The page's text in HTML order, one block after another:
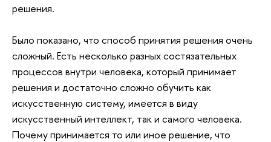
решения.
Было показано, что способ принятия решения очень
сложный. Есть несколько разных состязательных
процессов внутри человека, который принимает
решения и достаточно сложно обучить как
искусственную систему, имеется в виду
искусственный интеллект, так и самого человека.
Почему принимается то или иное решение, что